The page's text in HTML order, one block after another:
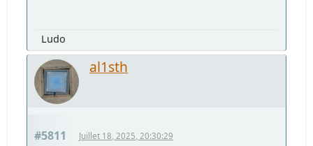
Ludo
al1sth
#5811 Juillet 18, 2025, 20:30:29